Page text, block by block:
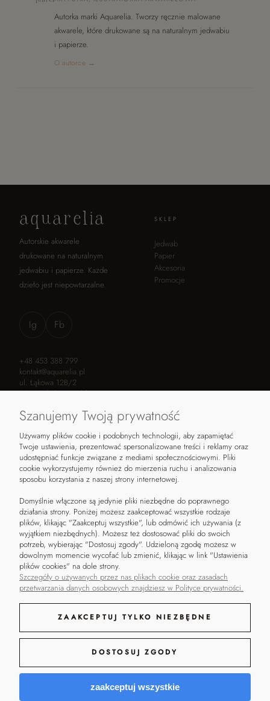
Autorka marki Aquarelia. Tworzy ręcznie malowane
akwarele, które drukowane są na naturalnym jedwabiu
i papierze.
O autorce →
aquarelia
Autorskie akwarele
drukowane na naturalnym
jedwabiu i papierze. Każde
dzieło jest niepowtarzalne.
Ig Fb
+48 453 388 799
kontakt@aquarelia.pl
ul. Łąkowa 12B/2
05-807 Żółwin, Polska
SKLEP
Jedwab
Papier
Akcesoria
Promocje
POMOC
Czas i koszty dostawy
Zwroty i reklamacje
Polityka prywatności
Metody płatności
KONTAKT
Kontakt
Napisz
Moje konto
© 2026 Aquarelia. Wszelkie
PL 1132773509
Szanujemy Twoją prywatność
Używamy plików cookie i podobnych technologii, aby zapamiętać
Twoje ustawienia, prezentować spersonalizowane treści i reklamy oraz
udostępniać funkcje związane z mediami społecznościowymi. Pliki
cookie wykorzystujemy również do mierzenia ruchu i analizowania
sposobu korzystania z naszej strony internetowej.
Domyślnie włączone są jedynie pliki niezbędne do poprawnego
działania strony. Poniżej możesz zaakceptować wszystkie rodzaje
plików, klikając "Zaakceptuj wszystkie", lub odmówić ich używania (z
wyjątkiem niezbędnych). Możesz też dostosować pliki do swoich
potrzeb, wybierając "Dostosuj zgody". Udzieloną zgodę możesz w
dowolnym momencie wycofać lub zmienić, klikając w link "Ustawienia
plików cookies" na dole strony.
Szczegóły o używanych przez nas plikach cookie oraz zasadach
przetwarzania danych osobowych znajdziesz w Polityce prywatności.
ZAAKCEPTUJ TYLKO NIEZBĘDNE
DOSTOSUJ ZGODY
zaakceptuj wszystkie